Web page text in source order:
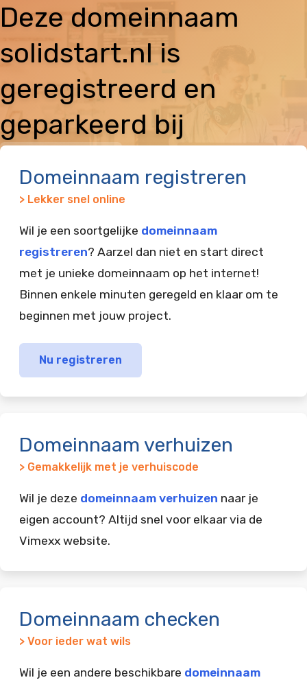
Deze domeinnaam
solidstart.nl is
geregistreerd en
geparkeerd bij
Domeinnaam registreren
> Lekker snel online
Wil je een soortgelijke domeinnaam
registreren? Aarzel dan niet en start direct
met je unieke domeinnaam op het internet!
Binnen enkele minuten geregeld en klaar om te
beginnen met jouw project.
Nu registreren
Domeinnaam verhuizen
> Gemakkelijk met je verhuiscode
Wil je deze domeinnaam verhuizen naar je
eigen account? Altijd snel voor elkaar via de
Vimexx website.
Domeinnaam checken
> Voor ieder wat wils
Wil je een andere beschikbare domeinnaam